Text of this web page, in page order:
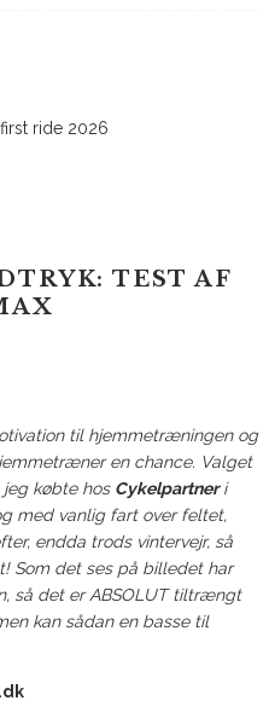
TEST AF
til hjemmetræningen og
en chance. Valget
jeg købte hos Cykelpartneri
med vanlig fart over feltet,
endda trods vintervejr, så
Som det ses på billedet har
så det er ABSOLUT tiltrængt
kan sådan en basse til